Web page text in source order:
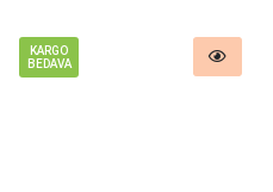
KARGO
BEDAVA